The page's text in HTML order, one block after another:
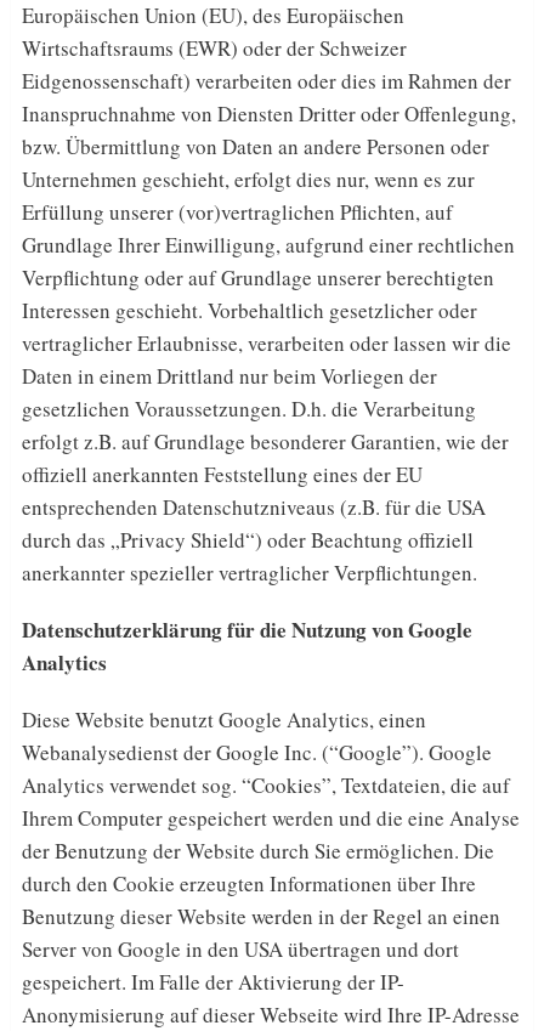
Europäischen Union (EU), des Europäischen
Wirtschaftsraums (EWR) oder der Schweizer
Eidgenossenschaft) verarbeiten oder dies im Rahmen der
Inanspruchnahme von Diensten Dritter oder Offenlegung,
bzw. Übermittlung von Daten an andere Personen oder
Unternehmen geschieht, erfolgt dies nur, wenn es zur
Erfüllung unserer (vor)vertraglichen Pflichten, auf
Grundlage Ihrer Einwilligung, aufgrund einer rechtlichen
Verpflichtung oder auf Grundlage unserer berechtigten
Interessen geschieht. Vorbehaltlich gesetzlicher oder
vertraglicher Erlaubnisse, verarbeiten oder lassen wir die
Daten in einem Drittland nur beim Vorliegen der
gesetzlichen Voraussetzungen. D.h. die Verarbeitung
erfolgt z.B. auf Grundlage besonderer Garantien, wie der
offiziell anerkannten Feststellung eines der EU
entsprechenden Datenschutzniveaus (z.B. für die USA
durch das „Privacy Shield“) oder Beachtung offiziell
anerkannter spezieller vertraglicher Verpflichtungen.
Datenschutzerklärung für die Nutzung von Google
Analytics
Diese Website benutzt Google Analytics, einen
Webanalysedienst der Google Inc. (“Google”). Google
Analytics verwendet sog. “Cookies”, Textdateien, die auf
Ihrem Computer gespeichert werden und die eine Analyse
der Benutzung der Website durch Sie ermöglichen. Die
durch den Cookie erzeugten Informationen über Ihre
Benutzung dieser Website werden in der Regel an einen
Server von Google in den USA übertragen und dort
gespeichert. Im Falle der Aktivierung der IP-
Anonymisierung auf dieser Webseite wird Ihre IP-Adresse